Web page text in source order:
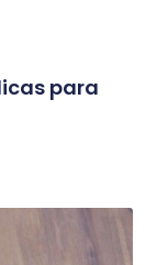
para